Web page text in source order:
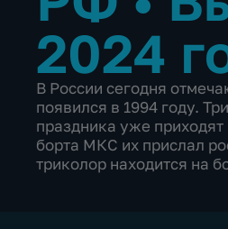
2024
В России сегодня
появился в 1994 году.
праздника уже
борта МКС их прислал
триколор находится на